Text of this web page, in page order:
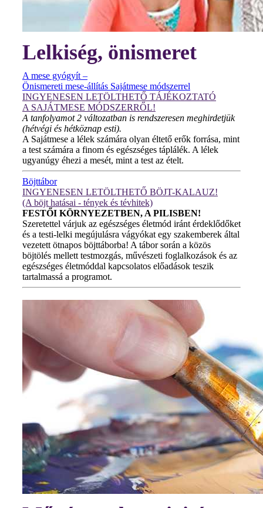
Lelkiség, önismeret
A mese gyógyít –
Önismereti mese-állítás Sajátmese módszerrel
INGYENESEN LETÖLTHETŐ TÁJÉKOZTATÓ
A SAJÁTMESE MÓDSZERRŐL!
A tanfolyamot 2 változatban is rendszeresen meghirdetjük
(hétvégi és hétköznap esti).
A Sajátmese a lélek számára olyan éltető erők forrása, mint
a test számára a finom és egészséges táplálék. A lélek
ugyanúgy éhezi a mesét, mint a test az ételt.
Böjttábor
INGYENESEN LETÖLTHETŐ BÖJT-KALAUZ!
(A böjt hatásai - tények és tévhitek)
FESTŐI KÖRNYEZETBEN, A PILISBEN!
Szeretettel várjuk az egészséges életmód iránt érdeklődőket
és a testi-lelki megújulásra vágyókat egy szakemberek által
vezetett ötnapos böjttáborba! A tábor során a közös
böjtölés mellett testmozgás, művészeti foglalkozások és az
egészséges életmóddal kapcsolatos előadások teszik
tartalmassá a programot.